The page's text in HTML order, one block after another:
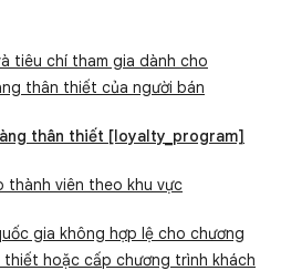
tiêu chí tham gia dành cho
thân thiết của người bán
thân thiết [loyalty_program]
thành viên theo khu vực
gia không hợp lệ cho chương
hoặc cấp chương trình khách